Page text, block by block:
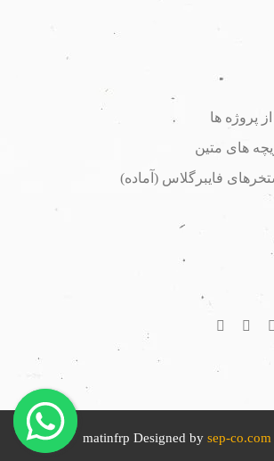
پروژه ها
های متین
فایبرگلاس (آماده)
sep-co.com